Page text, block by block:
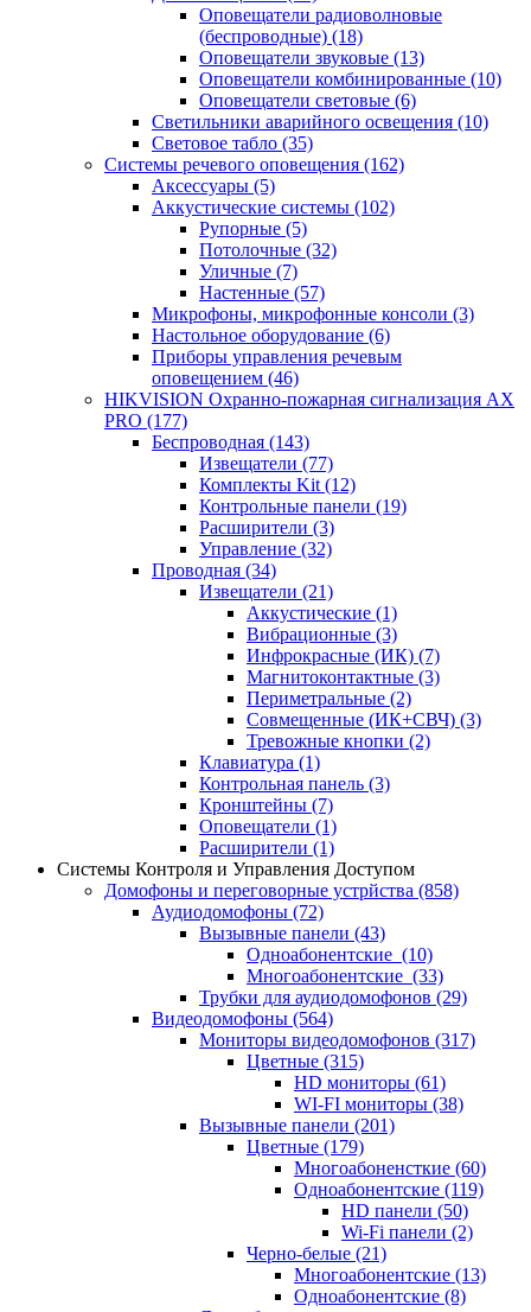
Оповещатели радиоволновые
(беспроводные) (18)
Оповещатели звуковые (13)
Оповещатели комбинированные (10)
Оповещатели световые (6)
Светильники аварийного освещения (10)
Световое табло (35)
Системы речевого оповещения (162)
Аксессуары (5)
Аккустические системы (102)
Рупорные (5)
Потолочные (32)
Уличные (7)
Настенные (57)
Микрофоны, микрофонные консоли (3)
Настольное оборудование (6)
Приборы управления речевым
оповещением (46)
HIKVISION Охранно-пожарная сигнализация AX
PRO (177)
Беспроводная (143)
Извещатели (77)
Комплекты Kit (12)
Контрольные панели (19)
Расширители (3)
Управление (32)
Проводная (34)
Извещатели (21)
Аккустические (1)
Вибрационные (3)
Инфрокрасные (ИК) (7)
Магнитоконтактные (3)
Периметральные (2)
Совмещенные (ИК+СВЧ) (3)
Тревожные кнопки (2)
Клавиатура (1)
Контрольная панель (3)
Кронштейны (7)
Оповещатели (1)
Расширители (1)
Системы Контроля и Управления Доступом
Домофоны и переговорные устрйства (858)
Аудиодомофоны (72)
Вызывные панели (43)
Одноабонентские (10)
Многоабонентские (33)
Трубки для аудиодомофонов (29)
Видеодомофоны (564)
Мониторы видеодомофонов (317)
Цветные (315)
HD мониторы (61)
WI-FI мониторы (38)
Вызывные панели (201)
Цветные (179)
Многоабоненсткие (60)
Одноабонентские (119)
HD панели (50)
Wi-Fi панели (2)
Черно-белые (21)
Многоабонентские (13)
Одноабонентские (8)